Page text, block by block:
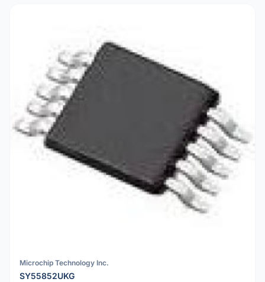
Microchip Technology Inc.
SY55852UKG